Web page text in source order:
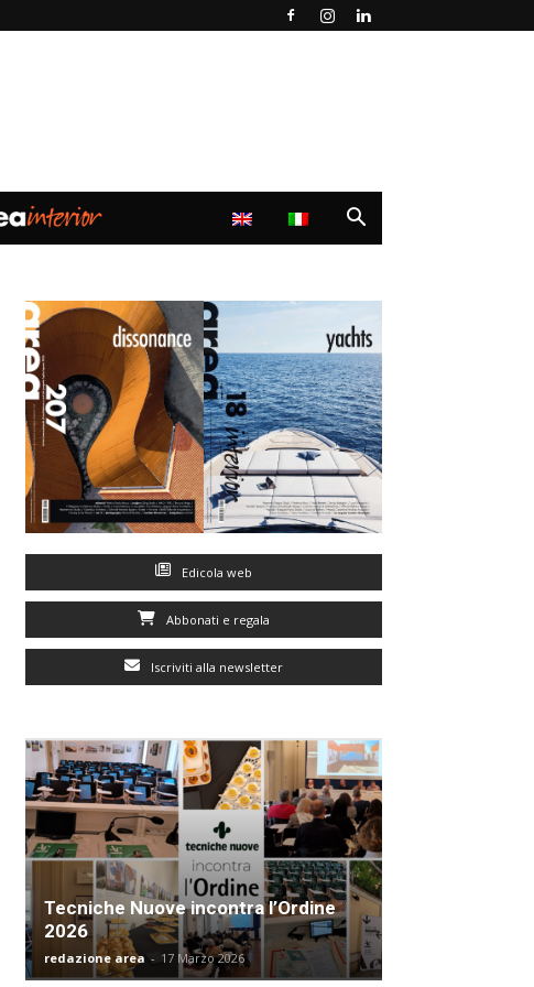
Edicola web
Abbonati e regala
Iscriviti alla newsletter
Tecniche Nuove incontra l’Ordine
2026
redazione area - 17 Marzo 2026